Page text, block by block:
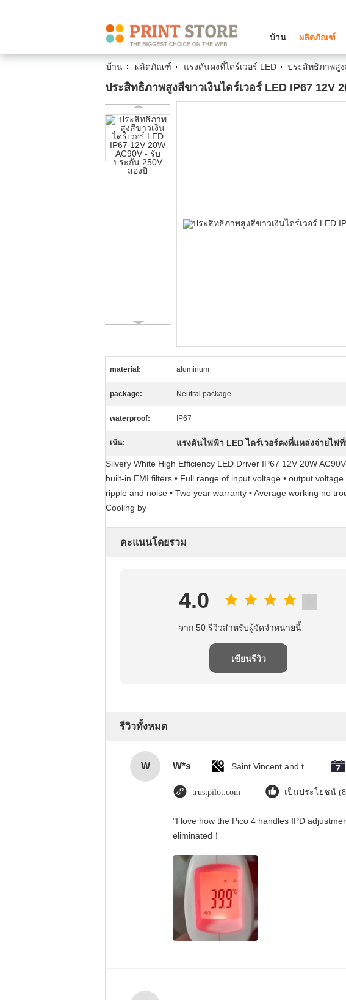
บ้าน ผลิตภัณฑ์
บ้าน ผลิตภัณฑ์ แรงดันคงที่ไดร์เวอร์ LED ประสิทธิภาพสูง
ประสิทธิภาพสูงสีขาวเงินไดร์เวอร์ LED IP67 12V
material: aluminum
package: Neutral package
waterproof: IP67
เน้น: แรงดันไฟฟ้า LED ไดร์เวอร์คงที่แหล่งจ่ายไฟ
Silvery White High Efficiency LED Driver IP67 12V 20W
built-in EMI filters • Full range of input voltage • output
ripple and noise • Two year warranty • Average working no
Cooling by
คะแนนโดยรวม
4.0
จาก 50 รีวิวสําหรับผู้จัดจําหน่ายนี้
เขียนรีวิว
รีวิวทั้งหมด
W W*s
trustpilot.com เป็นประโยชน์
"I love how the Pico 4 handles IPD
eliminated！